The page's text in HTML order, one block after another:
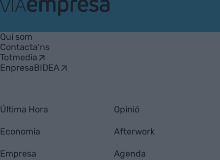
Empresa
Qui som
Contacta'ns
Totmedia
EnpresaBIDEA
Última Hora
Economia
Empresa
Opinió
Afterwork
Agenda